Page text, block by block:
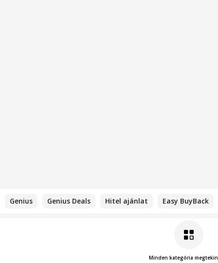
Genius Genius Deals Hitel ajánlat Easy BuyBack
Minden kategória